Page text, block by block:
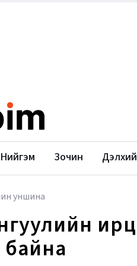
Нийгэм Зочин Дэлхий
уншина
ирц
байна